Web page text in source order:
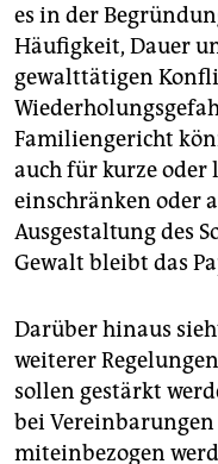
es in der
Häufigkeit, Dauer
gewalttätigen
Familiengericht
auch für kurze oder
einschränken oder
Ausgestaltung des
Gewalt bleibt das
Darüber hinaus
weiterer
sollen gestärkt
bei
miteinbezogen